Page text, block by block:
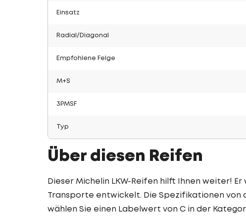
Einsatz
Radial/Diagonal
Empfohlene Felge
M+S
3PMSF
Typ
Über diesen Reifen
Dieser Michelin LKW-Reifen hilft Ihnen weiter!
Transporte entwickelt. Die Spezifikationen von
wählen Sie einen Labelwert von C in der